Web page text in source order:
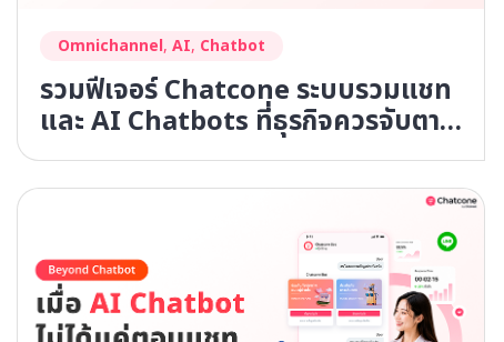
Omnichannel, AI, Chatbot
รวมฟีเจอร์ Chatcone ระบบรวมแชท
และ AI Chatbots ที่ธุรกิจควรจับตา
ในปี 2026